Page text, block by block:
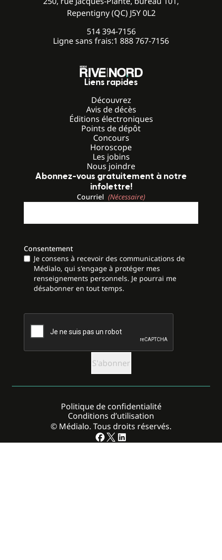
Repentigny (QC) J5Y 0L2
514 394-7156
Ligne sans frais:1 888 767-7156
Liens rapides
Découvrez
Avis de décès
Éditions électroniques
Points de dépôt
Concours
Horoscope
Les jobins
Nous joindre
Abonnez-vous gratuitement à notre
infolettre!
Courriel (Nécessaire)
Consentement
Je consens à recevoir des communications de
Médialo, qui s'engage à protéger mes
renseignements personnels. Je pourrai me
désabonner en tout temps.
© Médialo. Tous droits réservés.
Politique de confidentialité
Conditions d’utilisation